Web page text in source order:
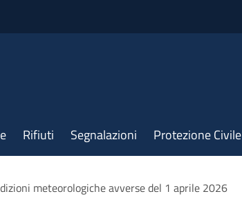
Rifiuti Segnalazioni Protezione Civile
meteorologiche avverse del 1 aprile 2026